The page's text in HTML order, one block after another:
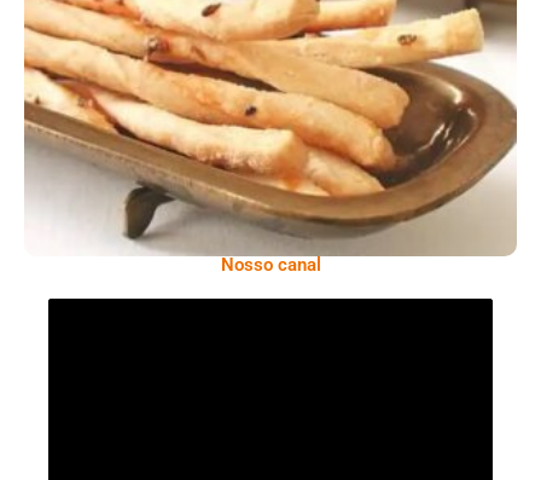
Comer Bem: Palitinhos De Cebola E Salsa
Nosso canal